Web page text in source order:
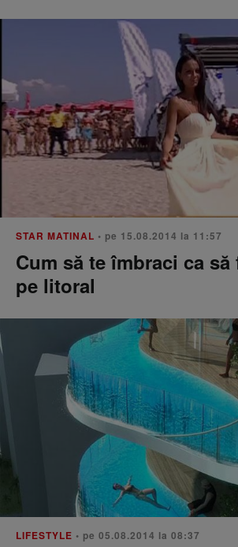
STAR MATINAL • pe 15.08.2014 la 11:57
Cum să te îmbraci ca
pe litoral
LIFESTYLE • pe 05.08.2014 la 08:37